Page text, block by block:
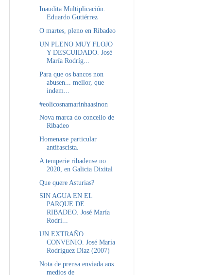
Inaudita Multiplicación.
Eduardo Gutiérrez
O martes, pleno en Ribadeo
UN PLENO MUY FLOJO
Y DESCUIDADO. José
María Rodríg...
Para que os bancos non
abusen... mellor, que
indem...
#eolicosnamarinhaasinon
Nova marca do concello de
Ribadeo
Homenaxe particular
antifascista.
A temperie ribadense no
2020, en Galicia Dixital
Que quere Asturias?
SIN AGUA EN EL
PARQUE DE
RIBADEO. José María
Rodrí...
UN EXTRAÑO
CONVENIO. José María
Rodríguez Díaz (2007)
Nota de prensa enviada aos
medios de